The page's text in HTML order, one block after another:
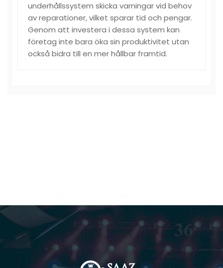
underhållssystem skicka varningar vid behov
av reparationer, vilket sparar tid och pengar.
Genom att investera i dessa system kan
företag inte bara öka sin produktivitet utan
också bidra till en mer hållbar framtid.